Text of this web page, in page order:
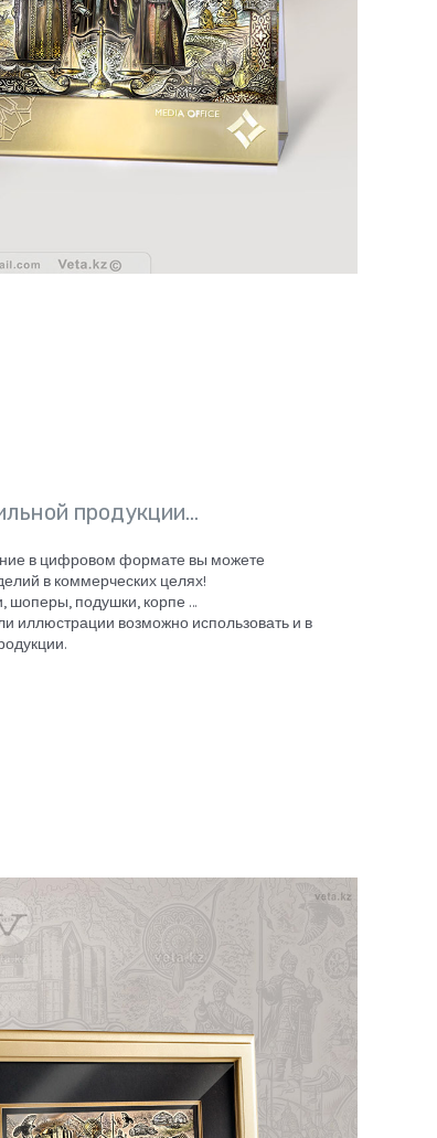
продукции…
в цифровом формате вы можете
в коммерческих целях!
шоперы, подушки, корпе …
иллюстрации возможно использовать и в